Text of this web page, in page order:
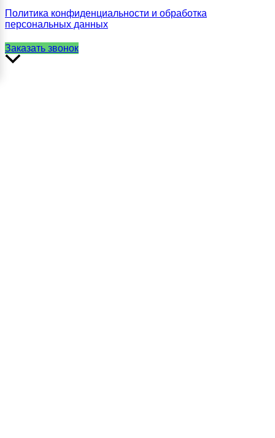
Политика конфиденциальности и обработка
персональных данных
Заказать звонок